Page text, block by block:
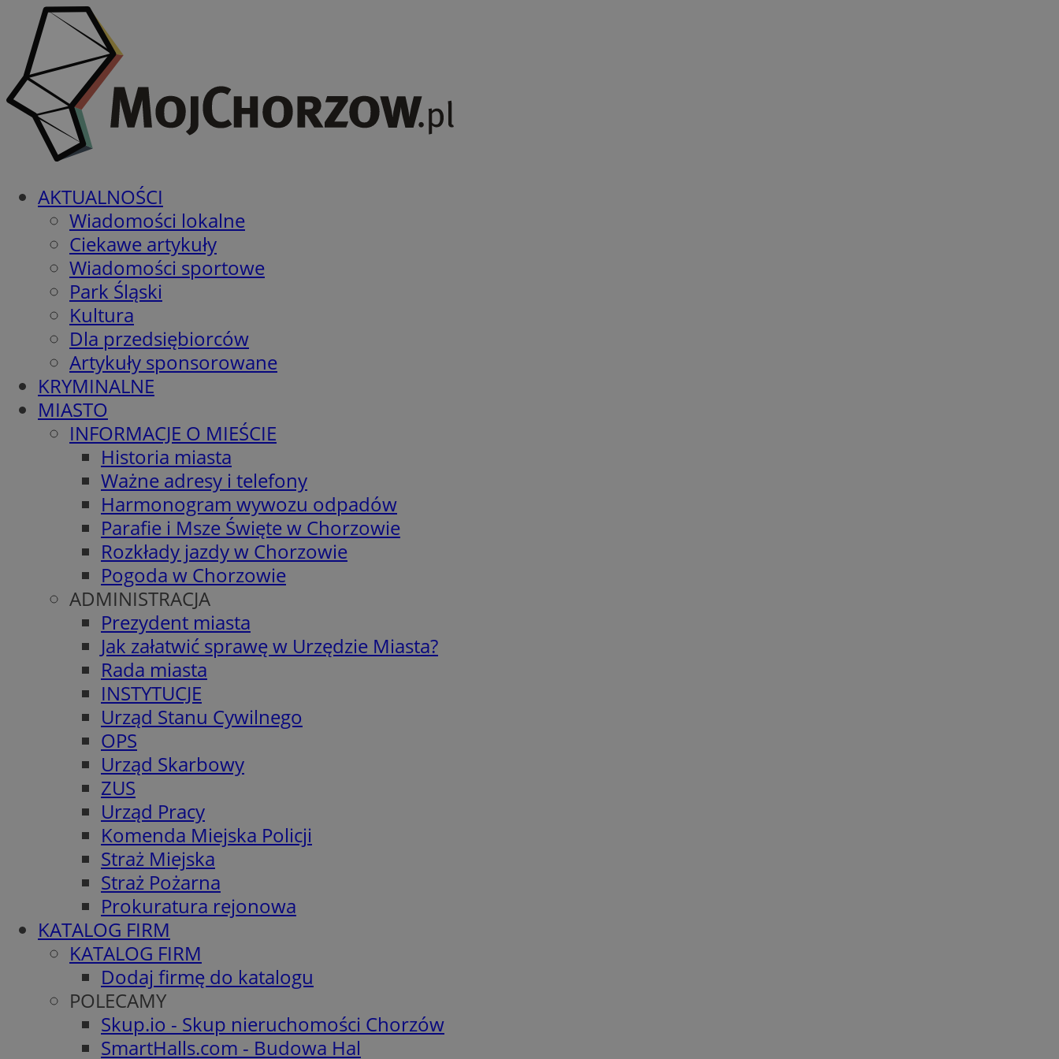
AKTUALNOŚCI
Wiadomości lokalne
Ciekawe artykuły
Wiadomości sportowe
Park Śląski
Kultura
Dla przedsiębiorców
Artykuły sponsorowane
KRYMINALNE
MIASTO
INFORMACJE O MIEŚCIE
Historia miasta
Ważne adresy i telefony
Harmonogram wywozu odpadów
Parafie i Msze Święte w Chorzowie
Rozkłady jazdy w Chorzowie
Pogoda w Chorzowie
ADMINISTRACJA
Prezydent miasta
Jak załatwić sprawę w Urzędzie Miasta?
Rada miasta
INSTYTUCJE
Urząd Stanu Cywilnego
OPS
Urząd Skarbowy
ZUS
Urząd Pracy
Komenda Miejska Policji
Straż Miejska
Straż Pożarna
Prokuratura rejonowa
KATALOG FIRM
KATALOG FIRM
Dodaj firmę do katalogu
POLECAMY
Skup.io - Skup nieruchomości Chorzów
SmartHalls.com - Budowa Hal